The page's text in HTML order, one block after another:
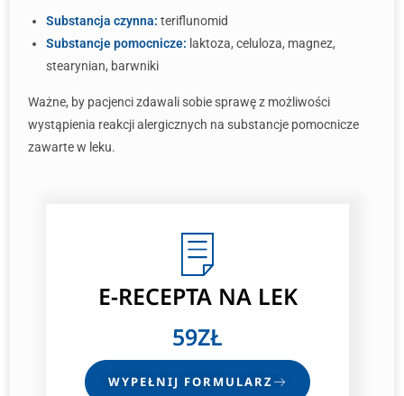
Substancja czynna: teriflunomid
Substancje pomocnicze: laktoza, celuloza, magnez,
stearynian, barwniki
Ważne, by pacjenci zdawali sobie sprawę z możliwości
wystąpienia reakcji alergicznych na substancje pomocnicze
zawarte w leku.
E-RECEPTANA LEK
59ZŁ
WYPEŁNIJ FORMULARZ